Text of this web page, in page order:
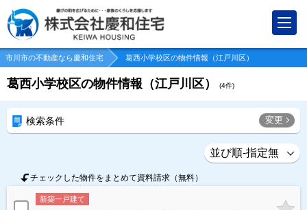
市川市の不動産なら慶和住宅 葛西小学校区の物件情報（江戸川区）
葛西小学校区の物件情報（江戸川区） (4件)
検索条件 変更
チェックした物件をまとめて資料請求（無料）
新築一戸建て